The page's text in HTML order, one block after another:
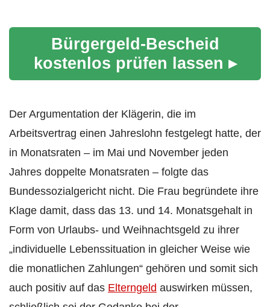
Bürgergeld-Bescheid
kostenlos prüfen lassen ▸
Der Argumentation der Klägerin, die im
Arbeitsvertrag einen Jahreslohn festgelegt hatte, der
in Monatsraten – im Mai und November jeden
Jahres doppelte Monatsraten – folgte das
Bundessozialgericht nicht. Die Frau begründete ihre
Klage damit, dass das 13. und 14. Monatsgehalt in
Form von Urlaubs- und Weihnachtsgeld zu ihrer
„individuelle Lebenssituation in gleicher Weise wie
die monatlichen Zahlungen“ gehören und somit sich
auch positiv auf das Elterngeld auswirken müssen,